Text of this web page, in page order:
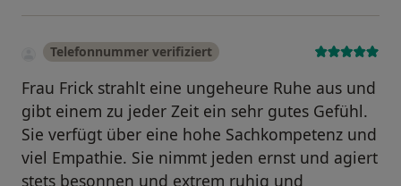
Telefonnummer verifiziert
Frau Frick strahlt eine ungeheure Ruhe aus und
gibt einem zu jeder Zeit ein sehr gutes Gefühl.
Sie verfügt über eine hohe Sachkompetenz und
viel Empathie. Sie nimmt jeden ernst und agiert
stets besonnen und extrem ruhig und